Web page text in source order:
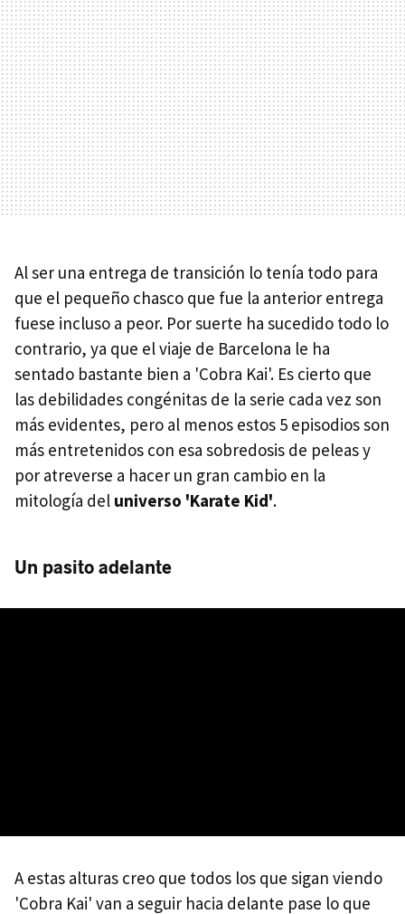
Al ser una entrega de transición lo tenía todo para
que el pequeño chasco que fue la anterior entrega
fuese incluso a peor. Por suerte ha sucedido todo lo
contrario, ya que el viaje de Barcelona le ha
sentado bastante bien a 'Cobra Kai'. Es cierto que
las debilidades congénitas de la serie cada vez son
más evidentes, pero al menos estos 5 episodios son
más entretenidos con esa sobredosis de peleas y
por atreverse a hacer un gran cambio en la
mitología del universo 'Karate Kid'.
Un pasito adelante
A estas alturas creo que todos los que sigan viendo
'Cobra Kai' van a seguir hacia delante pase lo que